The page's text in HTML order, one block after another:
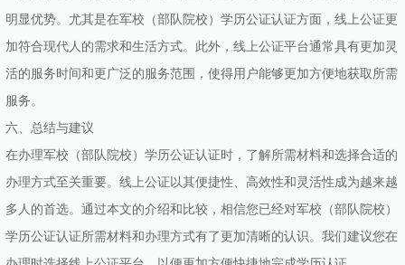
明显优势。尤其是在军校（部队院校）学历公证认证方面，线上公证更
加符合现代人的需求和生活方式。此外，线上公证平台通常具有更加灵
活的服务时间和更广泛的服务范围，使得用户能够更加方便地获取所需
服务。
六、总结与建议
在办理军校（部队院校）学历公证认证时，了解所需材料和选择合适的
办理方式至关重要。线上公证以其便捷性、高效性和灵活性成为越来越
多人的首选。通过本文的介绍和比较，相信您已经对军校（部队院校）
学历公证认证所需材料和办理方式有了更加清晰的认识。我们建议您在